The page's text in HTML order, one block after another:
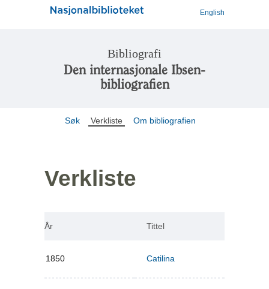
English
Bibliografi
Den internasjonale Ibsen-
bibliografien
Søk Verkliste Om bibliografien
Verkliste
År Tittel
1850 Catilina